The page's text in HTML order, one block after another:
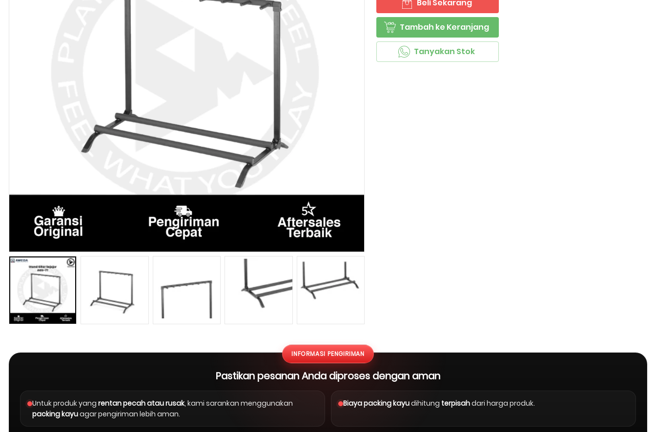
` Beli Sekarang
` Tambah ke Keranjang
` Tanyakan Stok
INFORMASI PENGIRIMAN
Pastikan pesanan Anda diproses dengan aman
Untuk produk yang rentan pecah atau rusak, kami sarankan menggunakan
packing kayuagar pengiriman lebih aman.
Biaya packing kayudihitung terpisahdari harga produk.